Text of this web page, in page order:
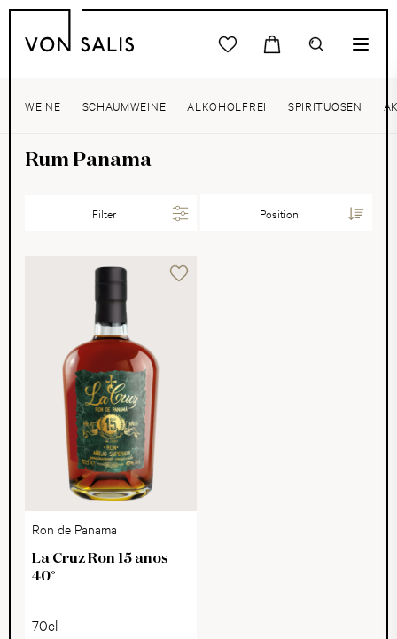
WEINE SCHAUMWEINE ALKOHOLFREI SPIRITUOSEN
Rum Panama
Filter
Ron de Panama
La Cruz Ron 15 anos
40°
70cl